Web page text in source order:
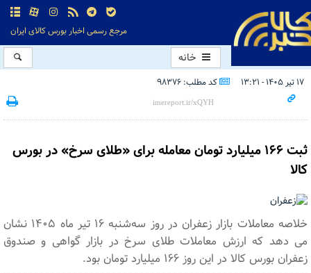
مرجع رسمی اخبار بورس کالای ایران
خانه
۱۷ تیر ۱۴۰۵ - ۱۳:۲۱ کد مطلب: 98376
ثبت ۱۶۶ میلیارد تومان معامله برای «طلای سرخ» در بورس
کالا
خلاصه معاملات بازار زعفران در روز سه‌شنبه ۱۶ تیر ماه ۱۴۰۵ نشان
می دهد که ارزش معاملات طلای سرخ در بازار گواهی و صندوق
زعفران بورس کالا در این روز ۱۶۶ میلیارد تومان بود.